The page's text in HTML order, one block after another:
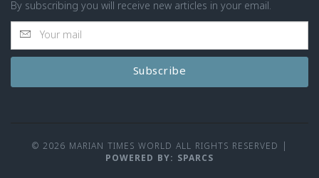
By subscribing you will receive new articles in your email.
Subscribe
© 2026 MARIAN TIMES WORLD ALL RIGHTS RESERVED
POWERED BY: SPARCS